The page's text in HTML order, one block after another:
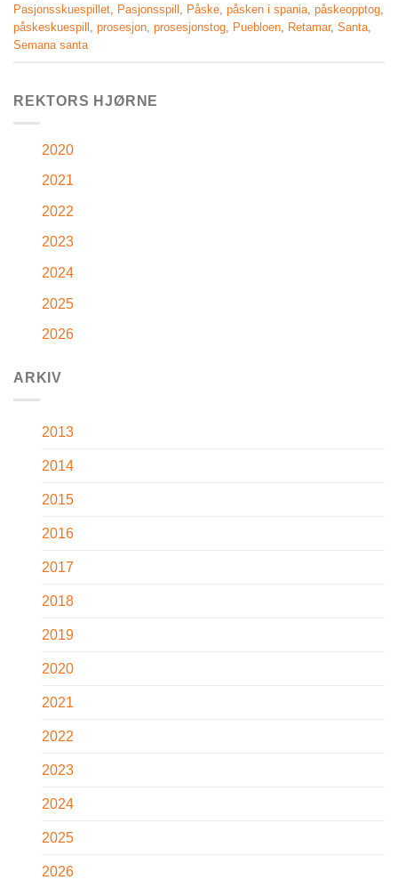
Pasjonsskuespillet, Pasjonsspill , Påske, påsken i spania, påskeopptog,
påskeskuespill , prosesjon, prosesjonstog, Puebloen, Retamar, Santa,
Semana santa
REKTORS HJØRNE
2020
2021
2022
2023
2024
2025
2026
ARKIV
2013
2014
2015
2016
2017
2018
2019
2020
2021
2022
2023
2024
2025
2026